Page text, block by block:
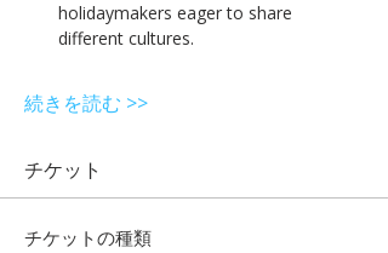
holidaymakers eager to share
different cultures.
続きを読む >>
チケット
チケットの種類